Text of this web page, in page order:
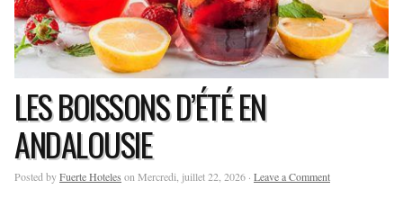
LES BOISSONS D’ÉTÉ EN
ANDALOUSIE
Posted byFuerte Hoteles on Mercredi, juillet 22, 2026 · Leave a Comment